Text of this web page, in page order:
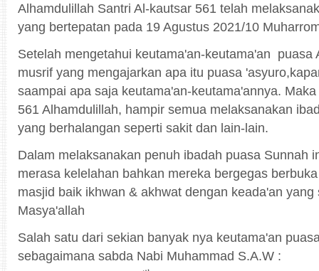
Alhamdulillah Santri Al-kautsar 561 telah
yang bertepatan pada 19 Agustus 2021/10
Setelah mengetahui keutama'an-keutama'an puasa
musrif yang mengajarkan apa itu puasa
saampai apa saja keutama'an-keutama'annya.
561 Alhamdulillah, hampir semua melaksanakan
yang berhalangan seperti sakit dan lain-lain.
Dalam melaksanakan penuh ibadah puasa Sunnah
merasa kelelahan bahkan mereka bergegas
masjid baik ikhwan & akhwat dengan keada'an
Masya'allah
Salah satu dari sekian banyak nya keutama'an
sebagaimana sabda Nabi Muhammad S.A.W :